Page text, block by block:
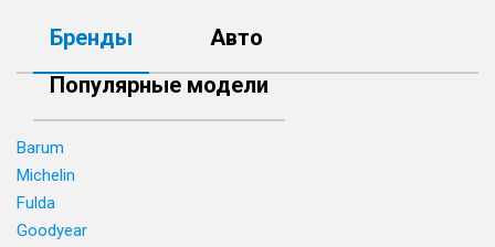
Бренды
Авто
Популярные модели
Barum
Michelin
Fulda
Goodyear